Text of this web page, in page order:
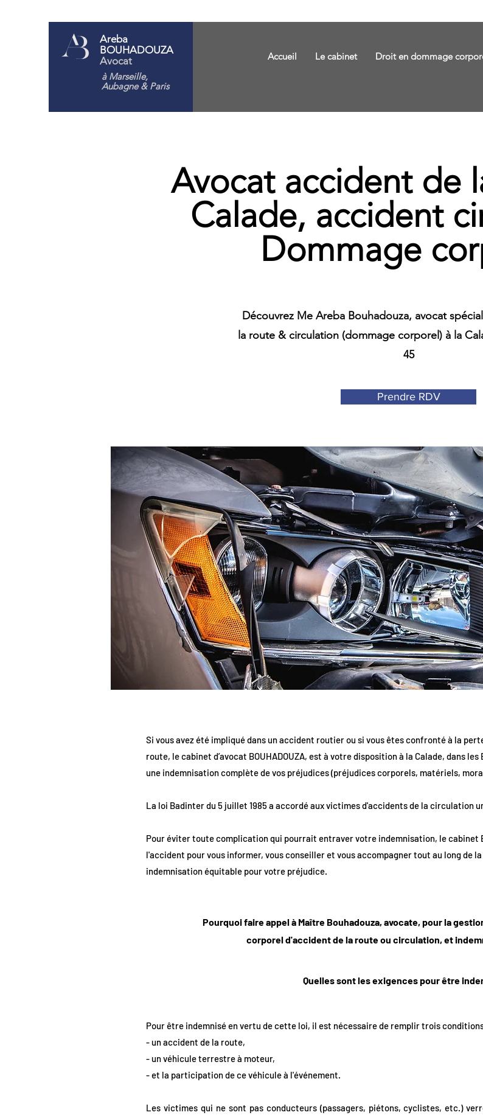
Areba
BOUHADOUZA
Avocat
à Marseille,
Aubagne& Paris
Accueil Le cabinet Droit en dommage
Avocat accident de
Calade, accident
Dommage
Découvrez Me Areba Bouhadouza, avocat
la route & circulation (dommage corporel) à la
45
Prendre RDV
Si vous avez été impliqué dans un accident routier ou si vous êtes confronté à la
route, le cabinet d’avocat BOUHADOUZA, est à votre disposition à la Calade, dans
une indemnisation complète de vos préjudices (préjudices corporels, matériels,
La loi Badinter du 5 juillet 1985 a accordé aux victimes d'accidents de la circulation
Pour éviter toute complication qui pourrait entraver votre indemnisation, le cabinet
l'accident pour vous informer, vous conseiller et vous accompagner tout au long de
indemnisation équitable pour votre préjudice.
Pourquoi faire appel à Maître Bouhadouza, avocate, pour la
corporel d'accident de la route ou circulation, et
Quelles sont les exigences pour être
Pour être indemnisé en vertu de cette loi, il est nécessaire de remplir trois
- un accident de la route,
- un véhicule terrestre à moteur,
- et la participation de ce véhicule à l'événement.
Les victimes qui ne sont pas conducteurs (passagers, piétons, cyclistes, etc.)